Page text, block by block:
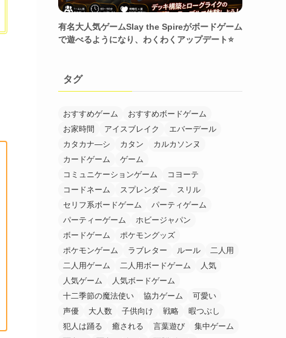
有名大人気ゲームSlay the Spireがボードゲーム
で遊べるようになり、わくわくアップデート⭐
タグ
おすすめゲーム
おすすめボードゲーム
お家時間
アイスブレイク
エバーデール
カタカナ―シ
カタン
カルカソンヌ
カードゲーム
ゲーム
コミュニケーションゲーム
コヨーテ
コードネーム
スプレンダー
スリル
セリフ系ボードゲーム
パーティゲーム
パーティーゲーム
ホビージャパン
ボードゲーム
ポケモングッズ
ポケモンゲーム
ラブレター ルール
二人用
二人用ゲーム
二人用ボードゲーム
人気
人気ゲーム
人気ボードゲーム
十二季節の魔法使い
協力ゲーム
可愛い
声優
大人数 子供向け 戦略
暇つぶし
犯人は踊る
癒される 言葉遊び
集中ゲーム